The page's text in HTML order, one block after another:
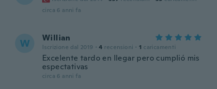
circa 6 anni fa
W Willian
Iscrizione dal 2019 · 4 recensioni · 1 caricamenti
Excelente tardo en llegar pero cumplió mis
espectativas
circa 6 anni fa